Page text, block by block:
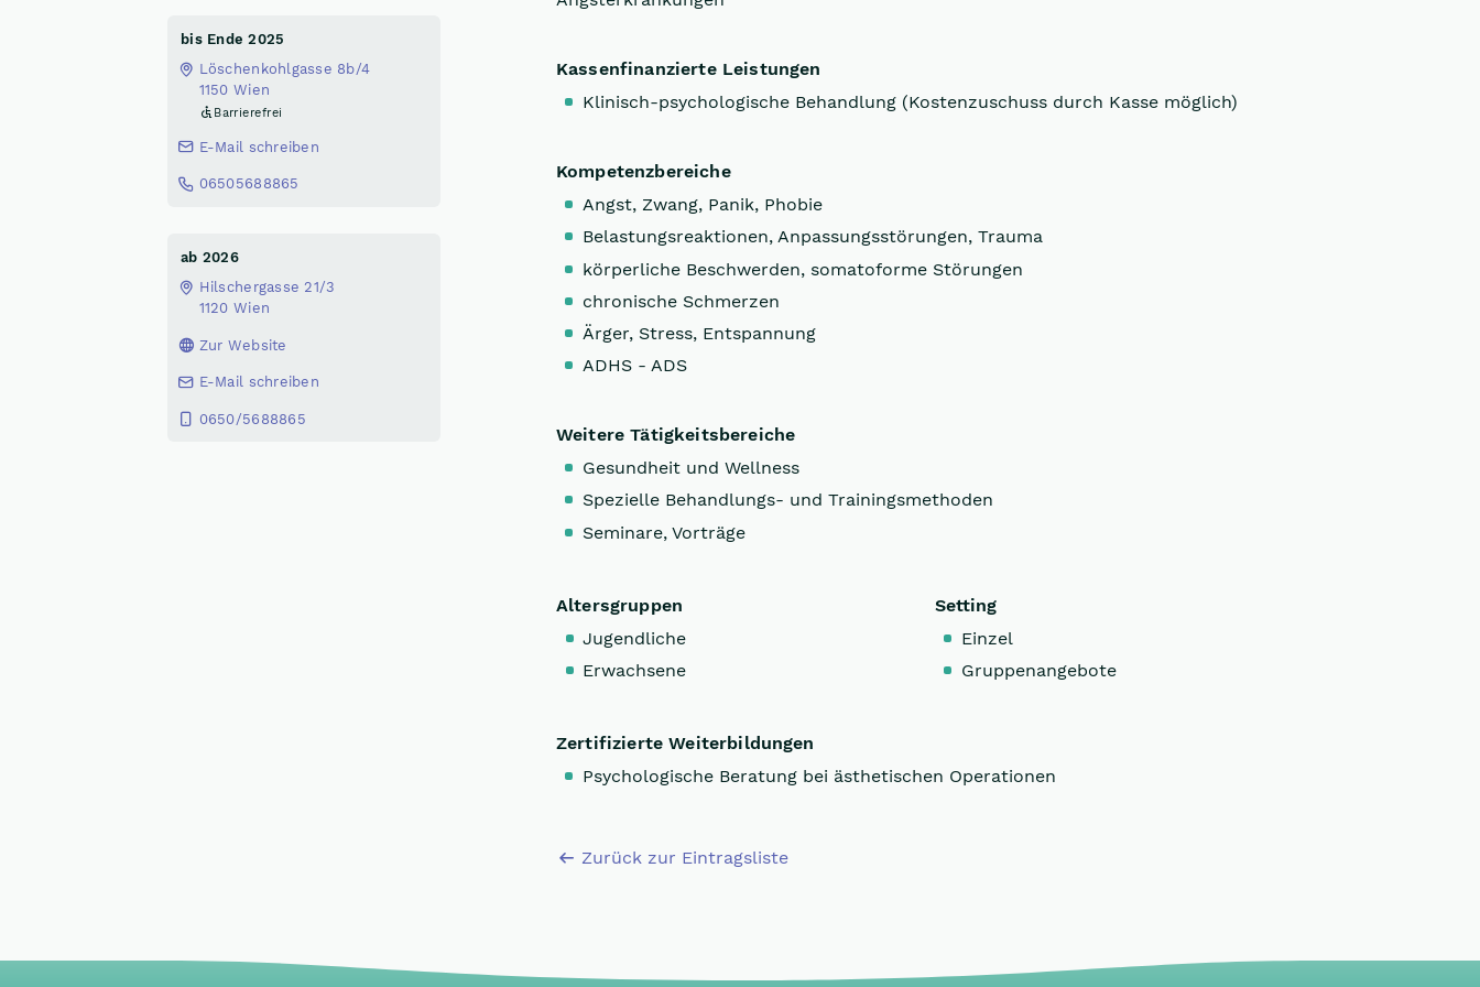
bis Ende 2025
Löschenkohlgasse 8b/4
1150 Wien
Barrierefrei
E-Mail schreiben
06505688865
ab 2026
Hilschergasse 21/3
1120 Wien
Zur Website
E-Mail schreiben
0650/5688865
Kassenfinanzierte Leistungen
Klinisch-psychologische Behandlung (Kostenzuschuss durch Kasse möglich)
Kompetenzbereiche
Angst, Zwang, Panik, Phobie
Belastungsreaktionen, Anpassungsstörungen, Trauma
körperliche Beschwerden, somatoforme Störungen
chronische Schmerzen
Ärger, Stress, Entspannung
ADHS - ADS
Weitere Tätigkeitsbereiche
Gesundheit und Wellness
Spezielle Behandlungs- und Trainingsmethoden
Seminare, Vorträge
Altersgruppen
Jugendliche
Erwachsene
Setting
Einzel
Gruppenangebote
Zertifizierte Weiterbildungen
Psychologische Beratung bei ästhetischen Operationen
Zurück zur Eintragsliste